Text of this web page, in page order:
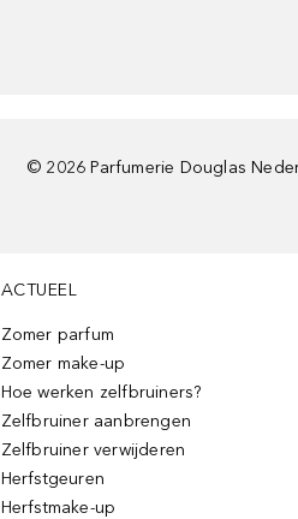
© 2026 Parfumerie Douglas
ACTUEEL
Zomer parfum
Zomer make-up
Hoe werken zelfbruiners?
Zelfbruiner aanbrengen
Zelfbruiner verwijderen
Herfstgeuren
Herfstmake-up